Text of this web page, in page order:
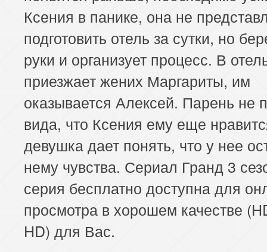
Ксения в панике, она не
подготовить отель за сутки, но
руки и организует процесс. В
приезжает жених Маргариты, им
оказывается Алексей. Парень не
вида, что Ксения ему еще
девушка дает понять, что у нее
нему чувства. Сериал Гранд 3
серия бесплатно доступна для
просмотра в хорошем качестве
HD) для Вас.